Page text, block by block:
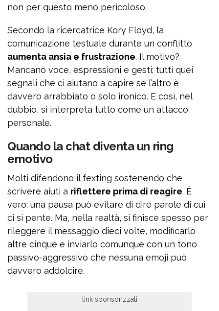
non per questo meno pericoloso.
Secondo la ricercatrice Kory Floyd, la
comunicazione testuale durante un conflitto
aumenta ansia e frustrazione. Il motivo?
Mancano voce, espressioni e gesti: tutti quei
segnali che ci aiutano a capire se l’altro è
davvero arrabbiato o solo ironico. E così, nel
dubbio, si interpreta tutto come un attacco
personale.
Quando la chat diventa un ring
emotivo
Molti difendono il fexting sostenendo che
scrivere aiuti a riflettere prima di reagire. È
vero: una pausa può evitare di dire parole di cui
ci si pente. Ma, nella realtà, si finisce spesso per
rileggere il messaggio dieci volte, modificarlo
altre cinque e inviarlo comunque con un tono
passivo-aggressivo che nessuna emoji può
davvero addolcire.